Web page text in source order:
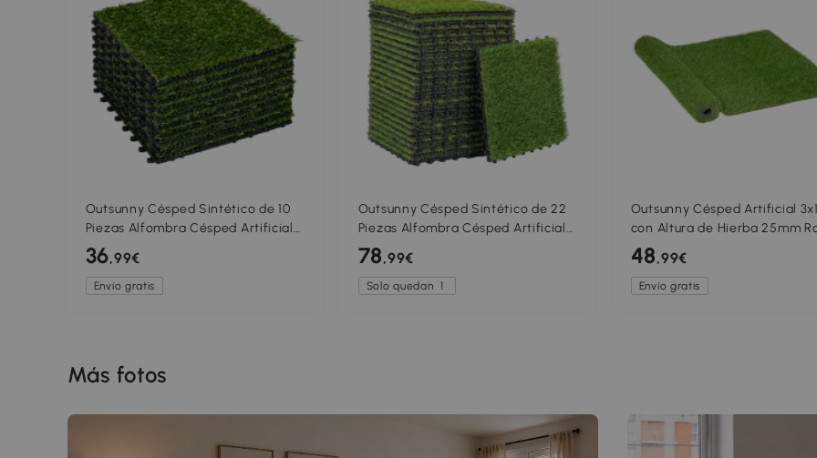
Outsunny Césped Sintético de 10
Piezas Alfombra Césped Artificial
30x30 cm con Altura de Hierba 20
mm y Anti-UV Verde Oscuro
36,99€
Envío gratis
Outsunny Césped Sintético de 22
Piezas Alfombra Césped Artificial
30x30 cm con Altura de Hierba 25
mm Drenaje Automático Verde
78,99€
Solo quedan 1
Outsunny Césped Artificial
con Altura de Hierba 25mm
de Hierba Sintética de Exterior
para Jardín y Terraza
48,99€
Envío gratis
Más fotos